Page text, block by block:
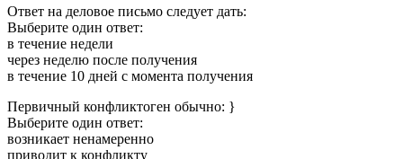
Ответ на деловое письмо следует дать:
Выберите один ответ:
в течение недели
через неделю после получения
в течение 10 дней с момента получения
Первичный конфликтоген обычно: }
Выберите один ответ:
возникает ненамеренно
приводит к конфликту